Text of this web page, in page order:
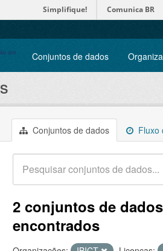
Simplifique! Comunica BR
Conjuntos de dados
Conjuntos de dados Fluxo
2 conjuntos de dados
encontrados